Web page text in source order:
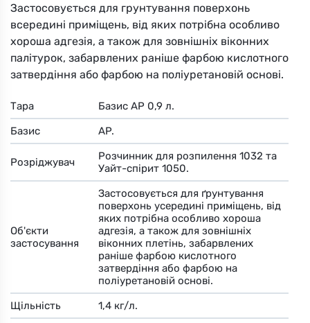
Застосовується для грунтування поверхонь
всередині приміщень, від яких потрібна особливо
хороша адгезія, а також для зовнішніх віконних
палітурок, забарвлених раніше фарбою кислотного
затвердіння або фарбою на поліуретановій основі.
Тара
Базис АР 0,9 л.
Базис
AP.
Розріджувач
Розчинник для розпилення 1032 та
Уайт-спірит 1050.
Об'єкти
застосування
Застосовується для ґрунтування
поверхонь усередині приміщень, від
яких потрібна особливо хороша
адгезія, а також для зовнішніх
віконних плетінь, забарвлених
раніше фарбою кислотного
затвердіння або фарбою на
поліуретановій основі.
Щільність
1,4 кг/л.